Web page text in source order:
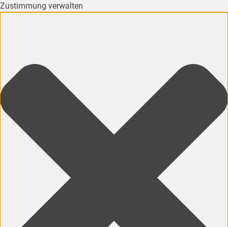
Zustimmung verwalten